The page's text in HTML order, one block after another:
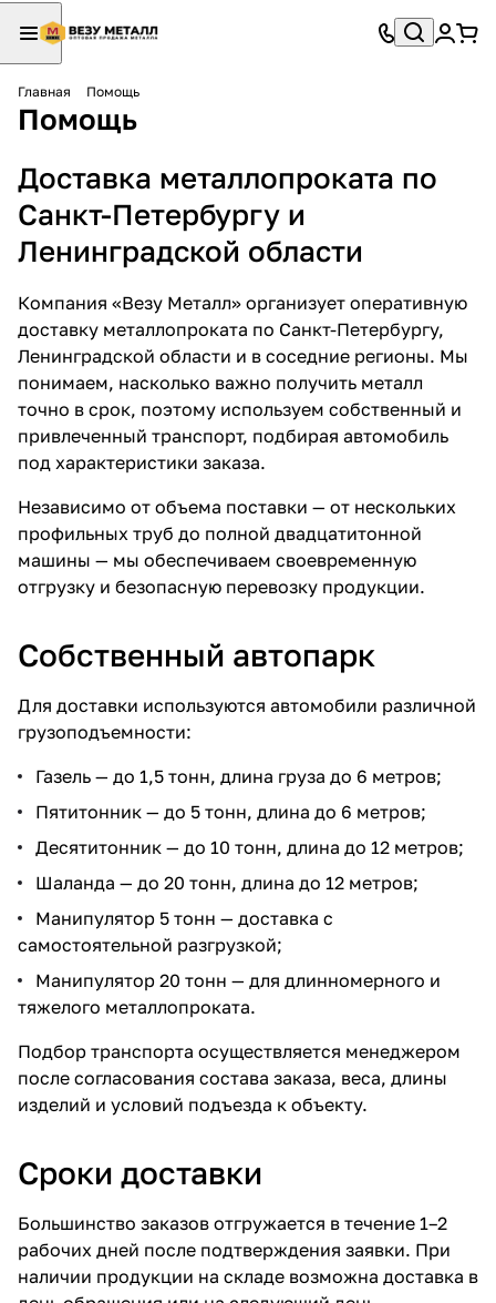
Главная Помощь
Помощь
Доставка металлопроката по
Санкт-Петербургу и
Ленинградской области
Компания «Везу Металл» организует оперативную
доставку металлопроката по Санкт-Петербургу,
Ленинградской области и в соседние регионы. Мы
понимаем, насколько важно получить металл
точно в срок, поэтому используем собственный и
привлеченный транспорт, подбирая автомобиль
под характеристики заказа.
Независимо от объема поставки — от нескольких
профильных труб до полной двадцатитонной
машины — мы обеспечиваем своевременную
отгрузку и безопасную перевозку продукции.
Собственный автопарк
Для доставки используются автомобили различной
грузоподъемности:
Газель — до 1,5 тонн, длина груза до 6 метров;
Пятитонник — до 5 тонн, длина до 6 метров;
Десятитонник — до 10 тонн, длина до 12 метров;
Шаланда — до 20 тонн, длина до 12 метров;
Манипулятор 5 тонн — доставка с
самостоятельной разгрузкой;
Манипулятор 20 тонн — для длинномерного и
тяжелого металлопроката.
Подбор транспорта осуществляется менеджером
после согласования состава заказа, веса, длины
изделий и условий подъезда к объекту.
Сроки доставки
Большинство заказов отгружается в течение 1–2
рабочих дней после подтверждения заявки. При
наличии продукции на складе возможна доставка в